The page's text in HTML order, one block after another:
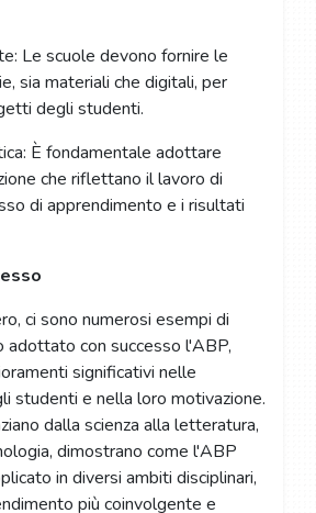
Le scuole devono fornire le
sia materiali che digitali, per
degli studenti.
È fondamentale adottare
che riflettano il lavoro di
di apprendimento e i risultati
ci sono numerosi esempi di
adottato con successo l'ABP,
significativi nelle
studenti e nella loro motivazione.
dalla scienza alla letteratura,
dimostrano come l'ABP
in diversi ambiti disciplinari,
più coinvolgente e